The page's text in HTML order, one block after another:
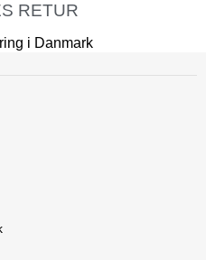
RETUR
i Danmark